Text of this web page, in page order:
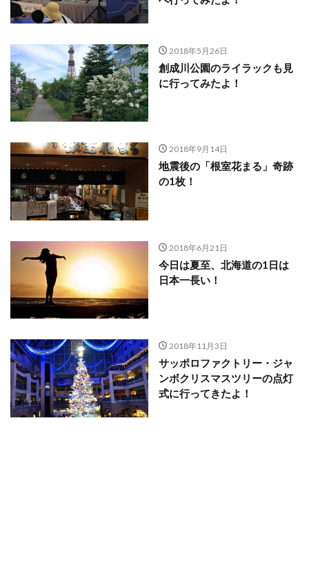
2018年5月26日
創成川公園のライラックも見
に行ってみたよ！
2018年9月14日
地震後の「根室花まる」奇跡
の1枚！
2018年6月21日
今日は夏至、北海道の1日は
日本一長い！
2018年11月3日
サッポロファクトリー・ジャ
ンボクリスマスツリーの点灯
式に行ってきたよ！